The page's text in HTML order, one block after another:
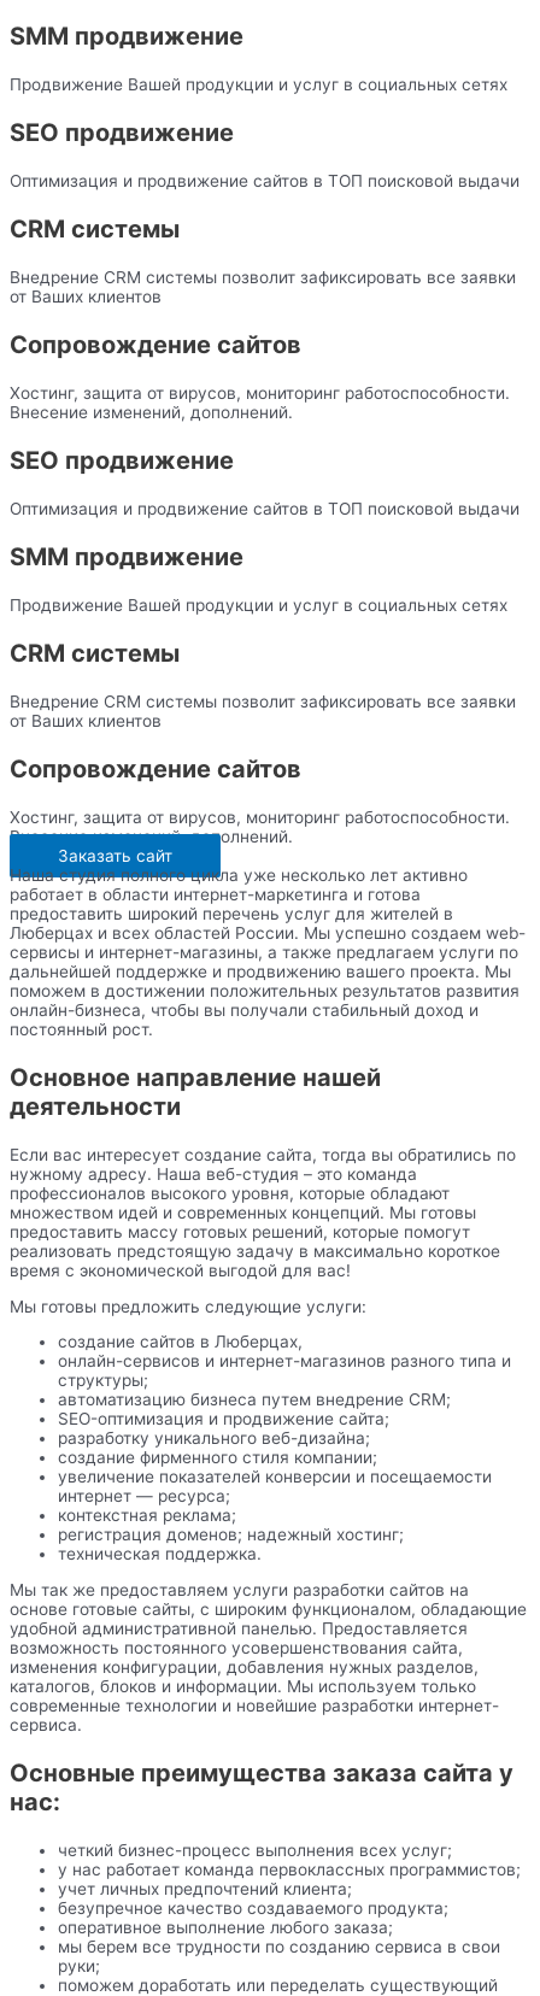
SMM продвижение
Продвижение Вашей продукции и услуг в социальных сетях
SEO продвижение
Оптимизация и продвижение сайтов в ТОП поисковой выдачи
CRM системы
Внедрение CRM системы позволит зафиксировать все заявки
от Ваших клиентов
Сопровождение сайтов
Хостинг, защита от вирусов, мониторинг работоспособности.
Внесение изменений, дополнений.
SEO продвижение
Оптимизация и продвижение сайтов в ТОП поисковой выдачи
SMM продвижение
Продвижение Вашей продукции и услуг в социальных сетях
CRM системы
Внедрение CRM системы позволит зафиксировать все заявки
от Ваших клиентов
Сопровождение сайтов
Хостинг, защита от вирусов, мониторинг работоспособности.
Внесение изменений, дополнений.
Заказать сайт
Наша студия полного цикла уже несколько лет активно
работает в области интернет-маркетинга и готова
предоставить широкий перечень услуг для жителей в
Люберцах и всех областей России. Мы успешно создаем web-
сервисы и интернет-магазины, а также предлагаем услуги по
дальнейшей поддержке и продвижению вашего проекта. Мы
поможем в достижении положительных результатов развития
онлайн-бизнеса, чтобы вы получали стабильный доход и
постоянный рост.
Основное направление нашей
деятельности
Если вас интересует создание сайта, тогда вы обратились по
нужному адресу. Наша веб-студия – это команда
профессионалов высокого уровня, которые обладают
множеством идей и современных концепций. Мы готовы
предоставить массу готовых решений, которые помогут
реализовать предстоящую задачу в максимально короткое
время с экономической выгодой для вас!
Мы готовы предложить следующие услуги:
создание сайтов в Люберцах,
онлайн-сервисов и интернет-магазинов разного типа и
структуры;
автоматизацию бизнеса путем внедрение CRM;
SEO-оптимизация и продвижение сайта;
разработку уникального веб-дизайна;
создание фирменного стиля компании;
увеличение показателей конверсии и посещаемости
интернет — ресурса;
контекстная реклама;
регистрация доменов; надежный хостинг;
техническая поддержка.
Мы так же предоставляем услуги разработки сайтов на
основе готовые сайты, с широким функционалом, обладающие
удобной административной панелью. Предоставляется
возможность постоянного усовершенствования сайта,
изменения конфигурации, добавления нужных разделов,
каталогов, блоков и информации. Мы используем только
современные технологии и новейшие разработки интернет-
сервиса.
Основные преимущества заказа сайта у
нас:
четкий бизнес-процесс выполнения всех услуг;
у нас работает команда первоклассных программистов;
учет личных предпочтений клиента;
безупречное качество создаваемого продукта;
оперативное выполнение любого заказа;
мы берем все трудности по созданию сервиса в свои
руки;
поможем доработать или переделать существующий